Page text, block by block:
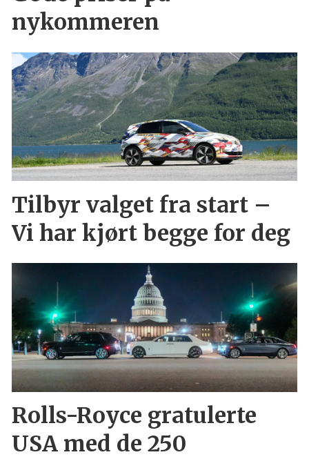
nykommeren
Tilbyr valget fra start –
Vi har kjørt begge for deg
Rolls-Royce gratulerte
USA med de 250